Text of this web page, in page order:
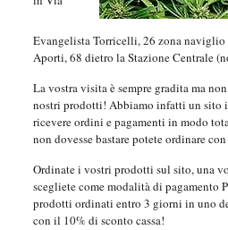
Evangelista Torricelli, 26 zona
Aporti, 68 dietro la Stazione Centrale
La vostra visita è sempre gradita ma
nostri prodotti! Abbiamo infatti un sito
ricevere ordini e pagamenti in modo
non dovesse bastare potete ordinare
Ordinate i vostri prodotti sul sito, una
scegliete come modalità di pagamento
prodotti ordinati entro 3 giorni in uno
con il 10% di sconto cassa!